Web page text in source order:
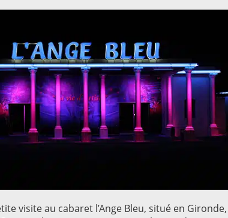
visite au cabaret l’Ange Bleu, situé en Gironde,